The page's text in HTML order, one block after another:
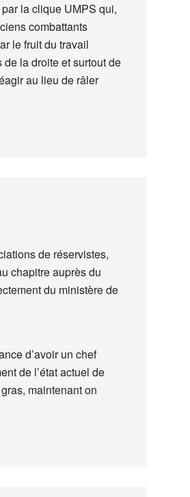
la clique UMPS qui,
combattants
le fruit du travail
la droite et surtout de
au lieu de râler
de réservistes,
chapitre auprès du
du ministère de
d’avoir un chef
de l’état actuel de
maintenant on